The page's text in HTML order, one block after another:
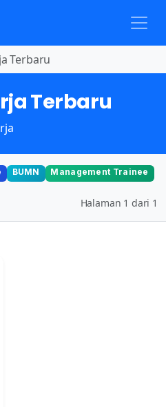
Terbaru
Terbaru
BUMN
Management Trainee
Halaman 1 dari 1